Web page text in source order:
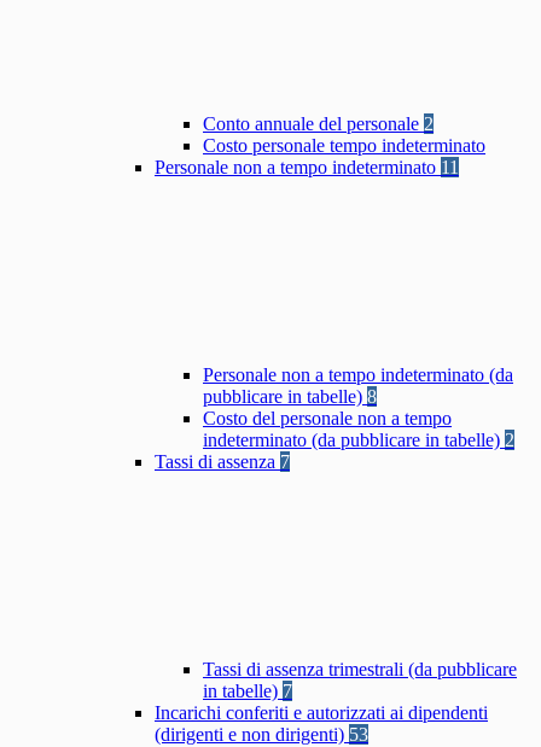
Conto annuale del personale 2
Costo personale tempo indeterminato
Personale non a tempo indeterminato 11
Personale non a tempo indeterminato (da
pubblicare in tabelle) 8
Costo del personale non a tempo
indeterminato (da pubblicare in tabelle) 2
Tassi di assenza 7
Tassi di assenza trimestrali (da pubblicare
in tabelle) 7
Incarichi conferiti e autorizzati ai dipendenti
(dirigenti e non dirigenti) 53